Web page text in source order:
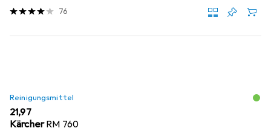
76
Reinigungsmittel
EUR
21,97
KärcherRM 760